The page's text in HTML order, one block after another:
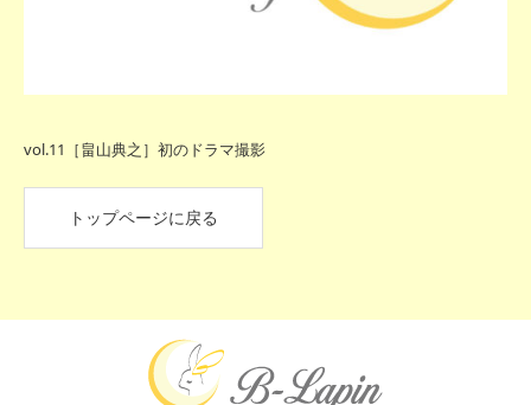
vol.11［畠山典之］初のドラマ撮影
トップページに戻る